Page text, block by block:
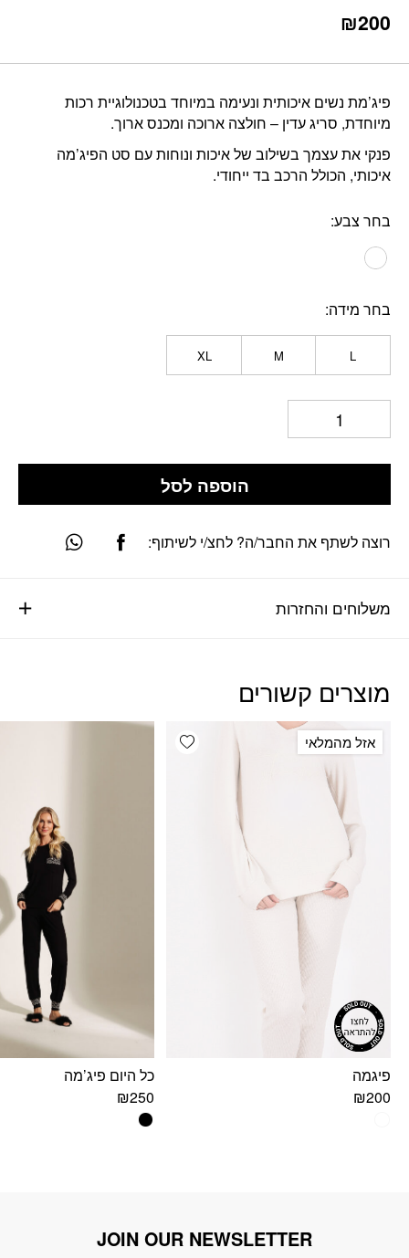
₪200
פיג’מת נשים איכותית ונעימה במיוחד בטכנולוגיית רכות
מיוחדת, סריג עדין – חולצה ארוכה ומכנס ארוך.
פנקי את עצמך בשילוב של איכות ונוחות עם סט הפיג’מה
איכותי, הכולל הרכב בד ייחודי.
בחר צבע
בחר מידה
L
M
XL
הוספה לסל
משלוחים והחזרות
רוצה לשתף את החבר/ה? לחצ/י לשיתוף:
מוצרים קשורים
Add wishlist אזל מהמלאי
פיגמה
₪200
כל היום פיג’מה
₪250
למוצר
לבחור
JOIN OUR NEWSLETTER